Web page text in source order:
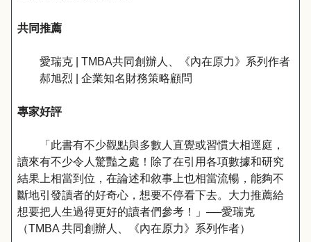
共同推薦
愛瑞克 | TMBA共同創辦人、《內在原力》系列作者
郝旭烈 | 企業知名財務策略顧問
專家好評
「此書有不少觀點與多數人直覺或習慣大相逕庭，
讀來有不少令人驚豔之處！除了在引用各項數據和研究
結果上相當到位，在論述和敘事上也相當流暢，能夠不
斷地引發讀者的好奇心，想要不停看下去。大力推薦給
想要把人生過得更好的讀者們參考！」──愛瑞克
（TMBA 共同創辦人、《內在原力》系列作者）